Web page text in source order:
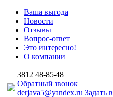
Ваша выгода
Новости
Отзывы
Вопрос-ответ
Это интересно!
О компании
3812 48-85-48
Обратный звонок
derjava5@yandex.ru Задать